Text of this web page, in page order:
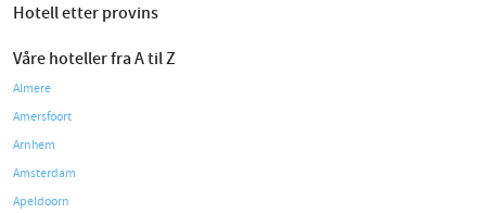
Hotell etter provins
Våre hoteller fra A til Z
Almere
Amersfoort
Arnhem
Amsterdam
Apeldoorn